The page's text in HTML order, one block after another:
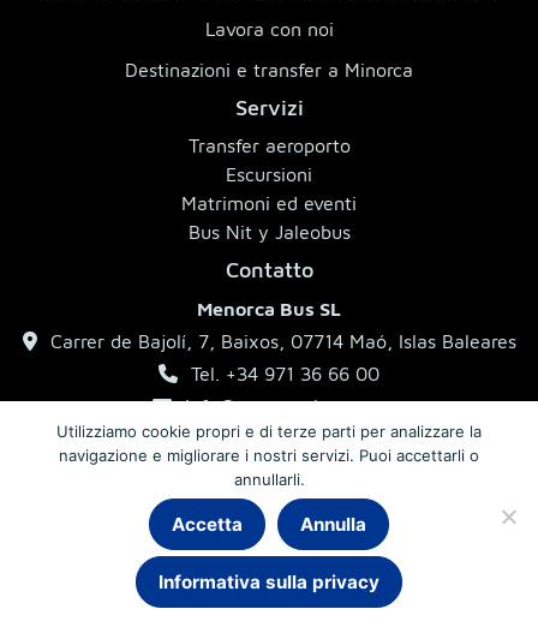
Lavora con noi
Destinazioni e transfer a Minorca
Servizi
Transfer aeroporto
Escursioni
Matrimoni ed eventi
Bus Nit y Jaleobus
Contatto
Menorca Bus SL
Carrer de Bajolí, 7, Baixos, 07714 Maó, Islas Baleares
Tel. +34 971 36 66 00
info@menorcabus.com
Note legali Informativa sulla privacy Condizioni generali
© 2026 MenorcaBus · Autobus a Minorca
Utilizziamo cookie propri e di terze parti per analizzare la
navigazione e migliorare i nostri servizi. Puoi accettarli o
annullarli.
Accetta Annulla
Informativa sulla privacy